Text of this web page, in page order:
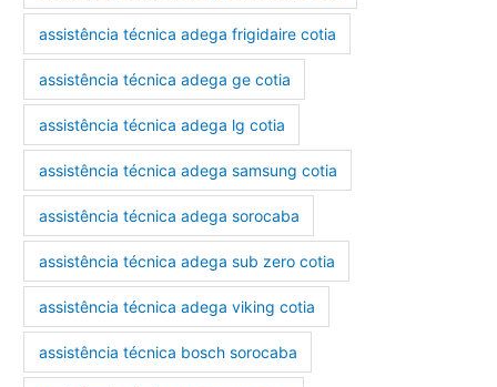
assistência técnica adega frigidaire cotia
assistência técnica adega ge cotia
assistência técnica adega lg cotia
assistência técnica adega samsung cotia
assistência técnica adega sorocaba
assistência técnica adega sub zero cotia
assistência técnica adega viking cotia
assistência técnica bosch sorocaba